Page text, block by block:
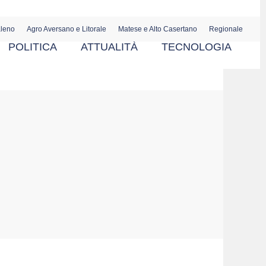
Agro Aversano e Litorale Matese e Alto Casertano Regionale
POLITICA ATTUALITÀ TECNOLOGIA